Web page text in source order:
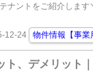
ナントをご紹介します
12-24 物件情報【事業
ト、デメリット